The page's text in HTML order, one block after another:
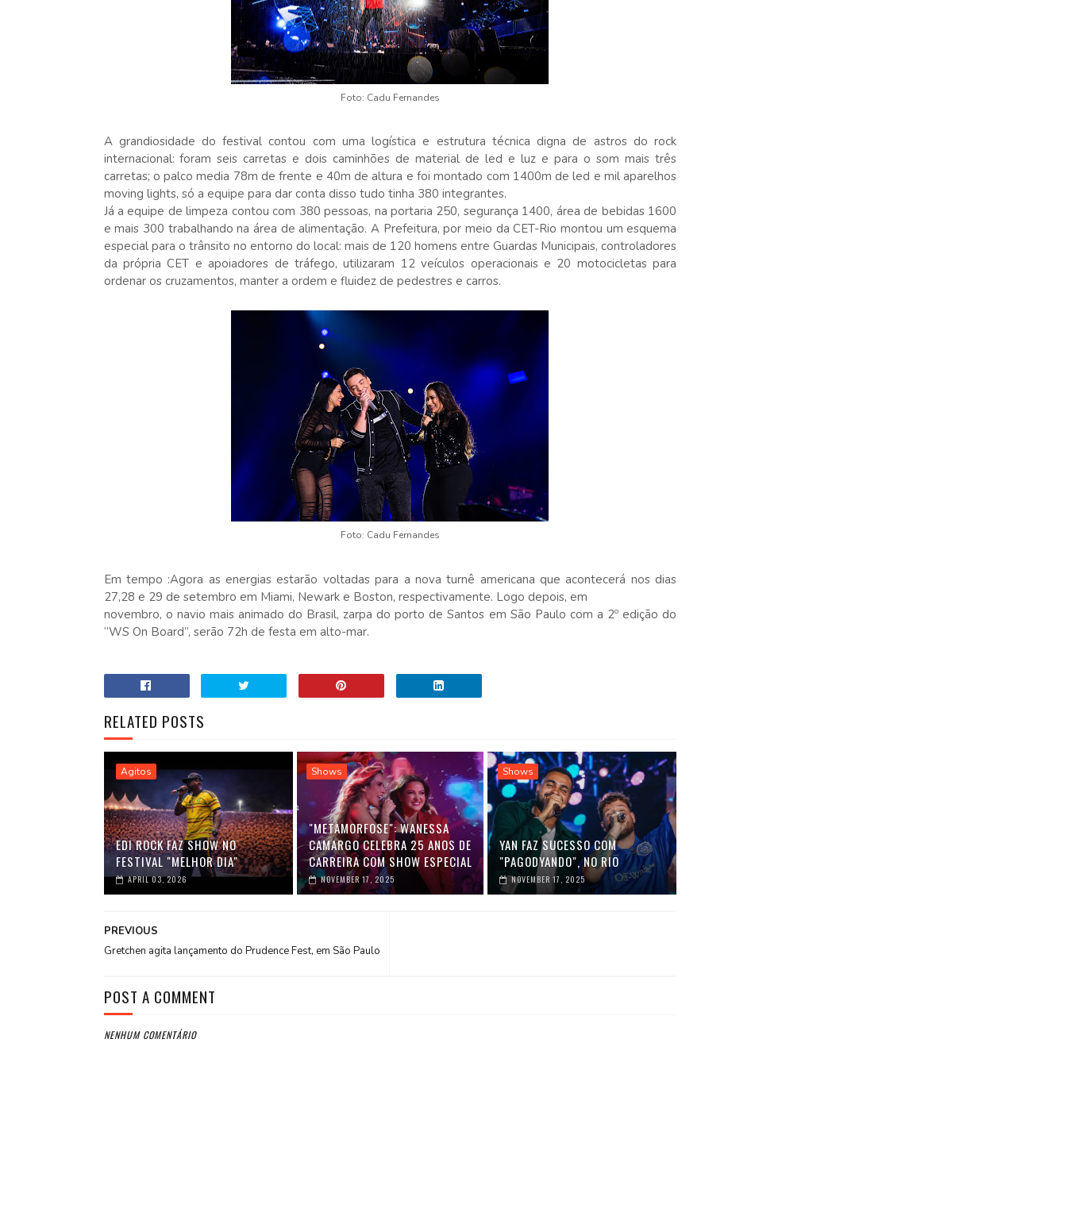
Foto: Cadu Fernandes
A grandiosidade do festival contou com uma logística e estrutura técnica digna de astros do rock
internacional: foram seis carretas e dois caminhões de material de led e luz e para o som mais três
carretas; o palco media 78m de frente e 40m de altura e foi montado com 1400m de led e mil aparelhos
moving lights, só a equipe para dar conta disso tudo tinha 380 integrantes.
Já a equipe de limpeza contou com 380 pessoas, na portaria 250, segurança 1400, área de bebidas 1600
e mais 300 trabalhando na área de alimentação. A Prefeitura, por meio da CET-Rio montou um esquema
especial para o trânsito no entorno do local: mais de 120 homens entre Guardas Municipais, controladores
da própria CET e apoiadores de tráfego, utilizaram 12 veículos operacionais e 20 motocicletas para
ordenar os cruzamentos, manter a ordem e fluidez de pedestres e carros.
Foto: Cadu Fernandes
Em tempo :Agora as energias estarão voltadas para a nova turnê americana que acontecerá nos dias
27,28 e 29 de setembro em Miami, Newark e Boston, respectivamente. Logo depois, em
novembro, o navio mais animado do Brasil, zarpa do porto de Santos em São Paulo com a 2º edição do
“WS On Board”, serão 72h de festa em alto-mar.
RELATED POSTS
Agitos
EDI ROCK FAZ SHOW NO
FESTIVAL "MELHOR DIA"
APRIL 03, 2026
Shows
"METAMORFOSE": WANESSA
CAMARGO CELEBRA 25 ANOS DE
CARREIRA COM SHOW ESPECIAL
NOVEMBER 17, 2025
Shows
YAN FAZ SUCESSO COM
"PAGODYANDO", NO RIO
NOVEMBER 17, 2025
PREVIOUS
Gretchen agita lançamento do Prudence Fest, em São Paulo
POST A COMMENT
NENHUM COMENTÁRIO